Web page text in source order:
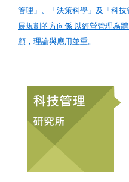
管理」、「決策科學」及「科
展規劃的方向係 以經營管理為
顧，理論與應用並重。